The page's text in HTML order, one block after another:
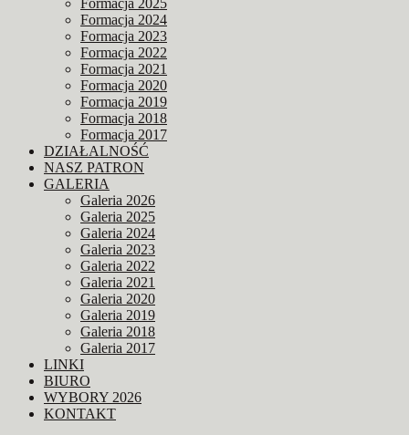
Formacja 2024
Formacja 2023
Formacja 2022
Formacja 2021
Formacja 2020
Formacja 2019
Formacja 2018
Formacja 2017
DZIAŁALNOŚĆ
NASZ PATRON
GALERIA
Galeria 2026
Galeria 2025
Galeria 2024
Galeria 2023
Galeria 2022
Galeria 2021
Galeria 2020
Galeria 2019
Galeria 2018
Galeria 2017
LINKI
BIURO
WYBORY 2026
KONTAKT